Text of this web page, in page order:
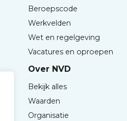
Beroepscode
Werkvelden
Wet en regelgeving
Vacatures en oproepen
Over NVD
Bekijk alles
Waarden
Organisatie